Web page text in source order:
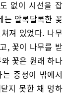
없이 시선을 잡
는 알록달록한 꽃
져 있었다. 나무
, 꽃이 나무를 받
꽃은 원래 하나
중정이 밖에서
지 못한 채 멍하